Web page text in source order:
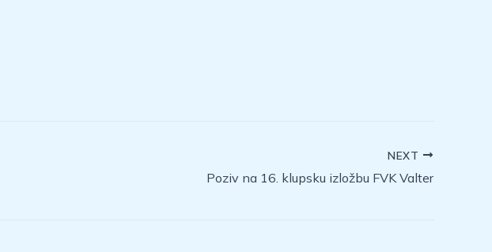
NEXT
Poziv na 16. klupsku izložbu FVK Valter